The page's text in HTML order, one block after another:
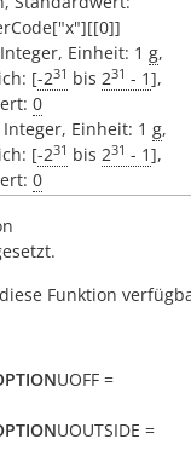
Einheit: 1 g,
[-231 bis 231 - 1],
0
Integer, Einheit: 1 g,
[-231 bis 231 - 1],
0
Funktion
UOFF =
UOUTSIDE =